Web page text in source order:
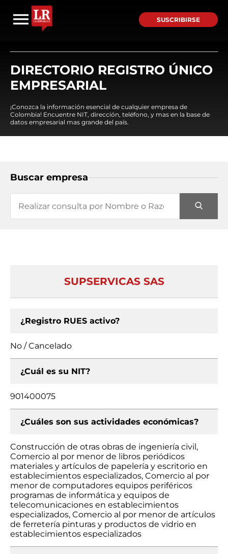
SUSCRIBIRSE
DIRECTORIO REGISTRO ÚNICO
EMPRESARIAL
¡Conozca la información esencial de cualquier empresa de
Colombia! Encuentre NIT, dirección, teléfono, y mas en la base de
datos empresarial mas grande del país.
Buscar empresa
SUPSERVICAS SAS
¿Registro RUES activo?
No / Cancelado
¿Cuál es su NIT?
901400075
¿Cuáles son sus actividades económicas?
Construcción de otras obras de ingeniería civil,
Comercio al por menor de libros periódicos
materiales y artículos de papelería y escritorio en
establecimientos especializados, Comercio al por
menor de computadores equipos periféricos
programas de informática y equipos de
telecomunicaciones en establecimientos
especializados, Comercio al por menor de artículos
de ferretería pinturas y productos de vidrio en
establecimientos especializados